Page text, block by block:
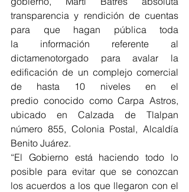
transparencia y rendición de cuentas
para que hagan pública toda
la información referente al
dictamenotorgado para avalar la
edificación de un complejo comercial
de hasta 10 niveles en el
predio conocido como Carpa Astros,
ubicado en Calzada de Tlalpan
número 855, Colonia Postal, Alcaldía
Benito Juárez.
“El Gobierno está haciendo todo lo
posible para evitar que se conozcan
los acuerdos a los que llegaron con el